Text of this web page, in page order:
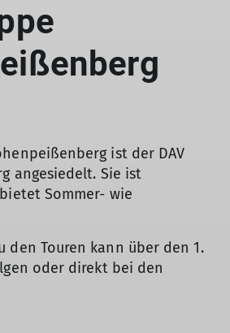
ist der DAV
angesiedelt. Sie ist
Sommer- wie
den Touren kann über den 1.
oder direkt bei den